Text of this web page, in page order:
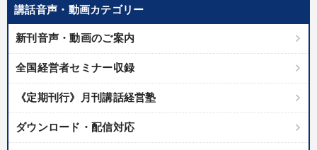
講話音声・動画カテゴリー
新刊音声・動画のご案内
全国経営者セミナー収録
《定期刊行》月刊講話経営塾
ダウンロード・配信対応